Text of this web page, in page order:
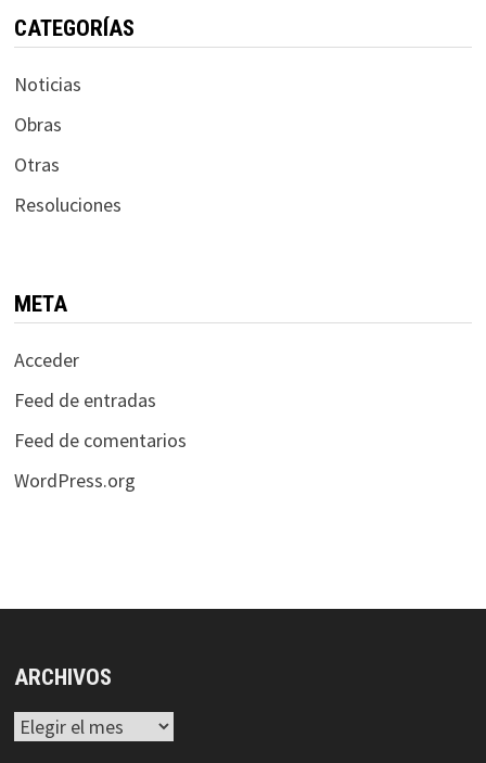
CATEGORÍAS
Noticias
Obras
Otras
Resoluciones
META
Acceder
Feed de entradas
Feed de comentarios
WordPress.org
ARCHIVOS